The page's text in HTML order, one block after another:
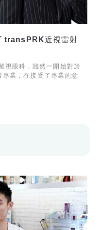
transPRK近視雷射
視眼科，雖然一開始對於
業，在接受了專業的意